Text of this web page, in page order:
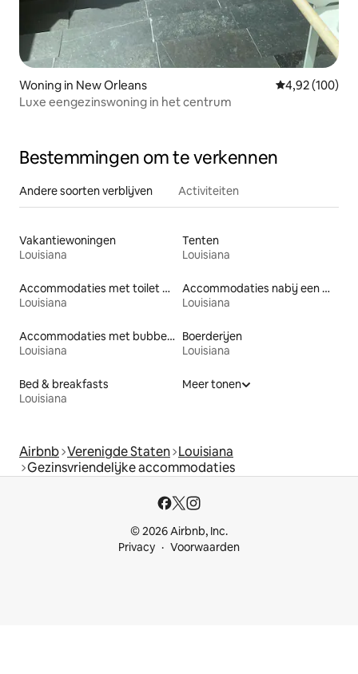
Woning in New Orleans Gemiddelde
4,92 (100)
Luxe eengezinswoning in het centrum
Bestemmingen om te verkennen
Andere soorten verblijven Activiteiten
Vakantiewoningen
Louisiana
Tenten
Louisiana
Accommodaties met toilet op toegankelijke hoogte
Louisiana
Accommodaties nabij een meer
Louisiana
Accommodaties met bubbelbad
Louisiana
Boerderijen
Louisiana
Bed & breakfasts
Louisiana
Meer tonen
Airbnb Verenigde Staten Louisiana
Gezinsvriendelijke accommodaties
© 2026 Airbnb, Inc.
Privacy
Voorwaarden